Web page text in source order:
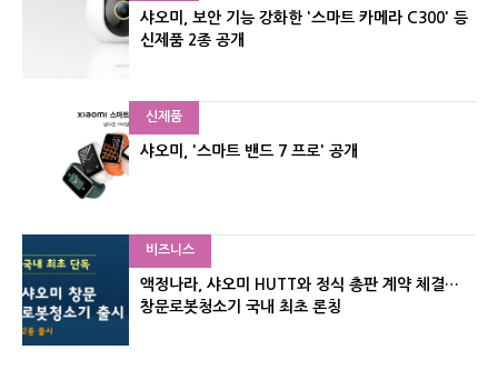
샤오미, 보안 기능 강화한 '스마트 카메라 C300' 등
신제품 2종 공개
신제품
샤오미, '스마트 밴드 7 프로' 공개
비즈니스
액정나라, 샤오미 HUTT와 정식 총판 계약 체결…
창문로봇청소기 국내 최초 론칭